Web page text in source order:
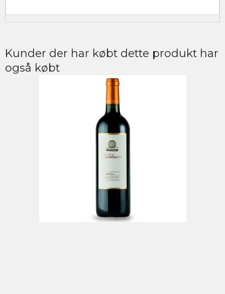
Kunder der har købt dette produkt har
også købt